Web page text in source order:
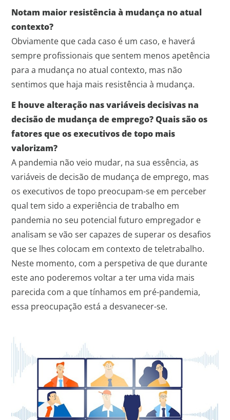
Notam maior resistência à mudança no atual
contexto?
Obviamente que cada caso é um caso, e haverá
sempre profissionais que sentem menos apetência
para a mudança no atual contexto, mas não
sentimos que haja mais resistência à mudança.
E houve alteração nas variáveis decisivas na
decisão de mudança de emprego? Quais são os
fatores que os executivos de topo mais
valorizam?
A pandemia não veio mudar, na sua essência, as
variáveis de decisão de mudança de emprego, mas
os executivos de topo preocupam-se em perceber
qual tem sido a experiência de trabalho em
pandemia no seu potencial futuro empregador e
analisam se vão ser capazes de superar os desafios
que se lhes colocam em contexto de teletrabalho.
Neste momento, com a perspetiva de que durante
este ano poderemos voltar a ter uma vida mais
parecida com a que tínhamos em pré-pandemia,
essa preocupação está a desvanecer-se.